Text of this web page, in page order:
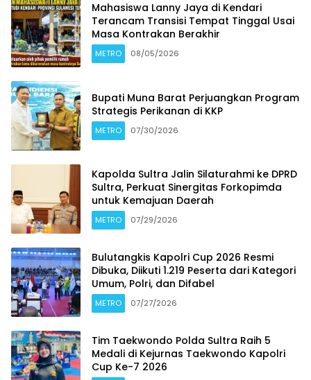
Mahasiswa Lanny Jaya di Kendari
Terancam Transisi Tempat Tinggal Usai
Masa Kontrakan Berakhir
METRO 08/05/2026
Bupati Muna Barat Perjuangkan Program
Strategis Perikanan di KKP
METRO 07/30/2026
Kapolda Sultra Jalin Silaturahmi ke DPRD
Sultra, Perkuat Sinergitas Forkopimda
untuk Kemajuan Daerah
METRO 07/29/2026
Bulutangkis Kapolri Cup 2026 Resmi
Dibuka, Diikuti 1.219 Peserta dari Kategori
Umum, Polri, dan Difabel
METRO 07/27/2026
Tim Taekwondo Polda Sultra Raih 5
Medali di Kejurnas Taekwondo Kapolri
Cup Ke-7 2026